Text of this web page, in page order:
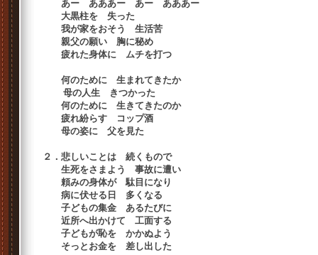
あー あああー あー あああー
大黒柱を 失った
我が家をおそう 生活苦
親父の願い 胸に秘め
疲れた身体に ムチを打つ
何のために 生まれてきたか
母の人生 きつかった
何のために 生きてきたのか
疲れ紛らす コップ酒
母の姿に 父を見た
２．悲しいことは 続くもので
生死をさまよう 事故に遭い
頼みの身体が 駄目になり
病に伏せる日 多くなる
子どもの集金 あるたびに
近所へ出かけて 工面する
子どもが恥を かかぬよう
そっとお金を 差し出した